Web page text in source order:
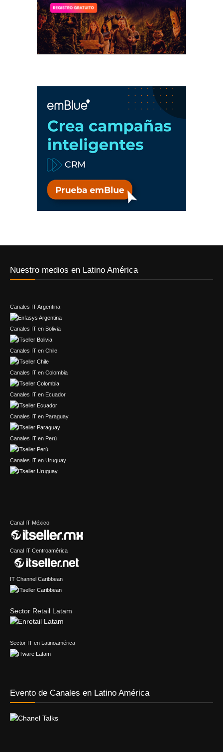
Nuestro medios en Latino América
Canales IT Argentina
Canales IT en Bolivia
Canales IT en Chile
Canales IT en Colombia
Canales IT en Ecuador
Canales IT en Paraguay
Canales IT en Perú
Canales IT en Uruguay
Canal IT México
Canal IT Centroamérica
IT Channel Caribbean
Sector Retail Latam
Sector IT en Latinoamérica
Evento de Canales en Latino América